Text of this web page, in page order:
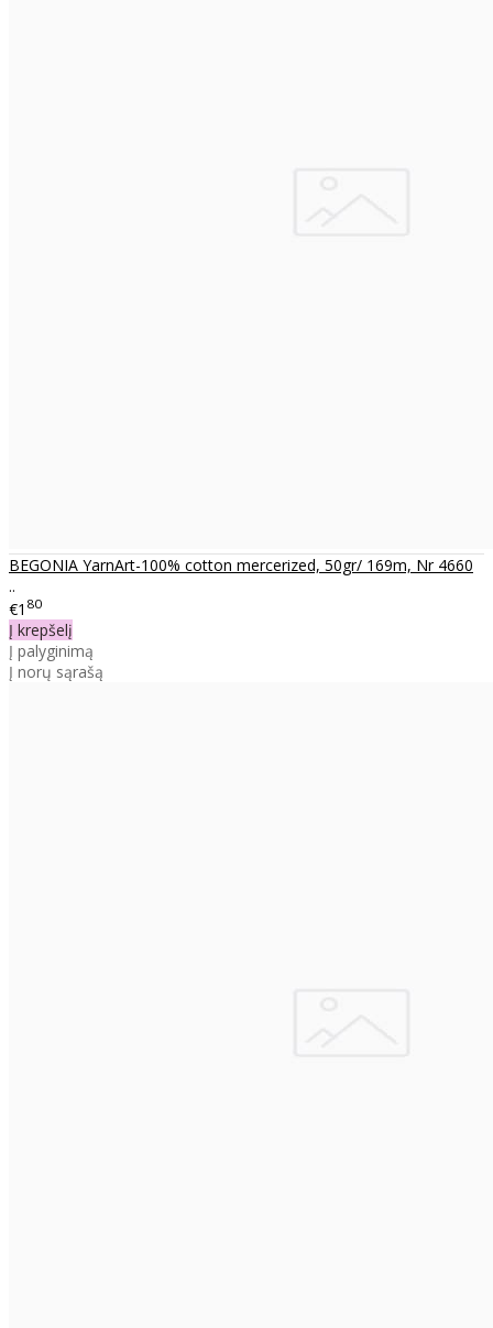
BEGONIA YarnArt-100% cotton mercerized, 50gr/ 169m, Nr 4660
..
€1 80
Į krepšelį
Į palyginimą
Į norų sąrašą